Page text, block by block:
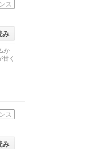
ス
み
か
く
ス
み